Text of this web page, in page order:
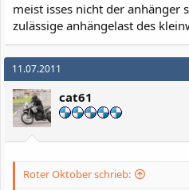
meist isses nicht der anhänger
zulässige anhängelast des
11.07.2011
cat61
Roter Oktober schrieb: